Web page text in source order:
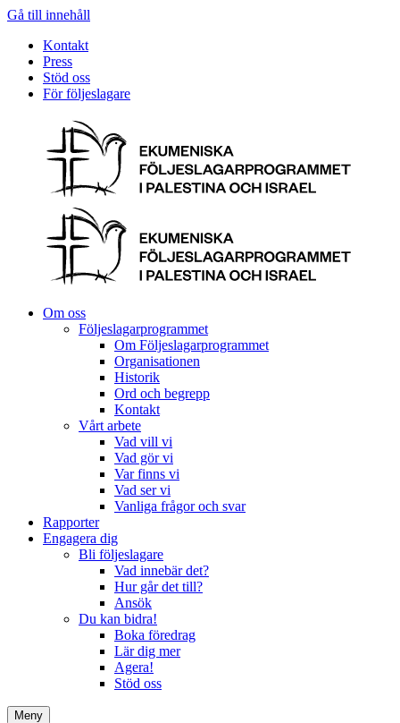
Gå till innehåll
Kontakt
Press
Stöd oss
För följeslagare
Om oss
Följeslagarprogrammet
Om Följeslagarprogrammet
Organisationen
Historik
Ord och begrepp
Kontakt
Vårt arbete
Vad vill vi
Vad gör vi
Var finns vi
Vad ser vi
Vanliga frågor och svar
Rapporter
Engagera dig
Bli följeslagare
Vad innebär det?
Hur går det till?
Ansök
Du kan bidra!
Boka föredrag
Lär dig mer
Agera!
Stöd oss
Meny